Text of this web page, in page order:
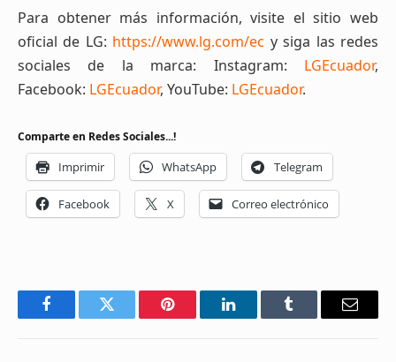
Para obtener más información, visite el sitio web
oficial de LG: https://www.lg.com/ec y siga las redes
sociales de la marca: Instagram: LGEcuador,
Facebook: LGEcuador, YouTube: LGEcuador.
Comparte en Redes Sociales...!
Imprimir WhatsApp Telegram
Facebook X Correo electrónico
FacebookTwitter Pinterest LinkedInTumblr Email